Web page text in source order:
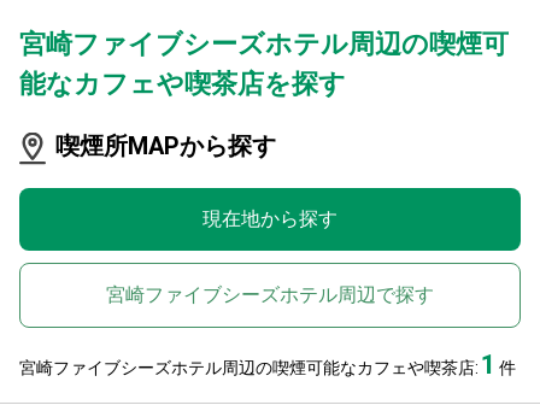
宮崎ファイブシーズホテル周辺の喫煙可
能なカフェや喫茶店を探す
喫煙所MAPから探す
現在地から探す
宮崎ファイブシーズホテル周辺で探す
宮崎ファイブシーズホテル周辺の喫煙可能なカフェや喫茶店: 1 件